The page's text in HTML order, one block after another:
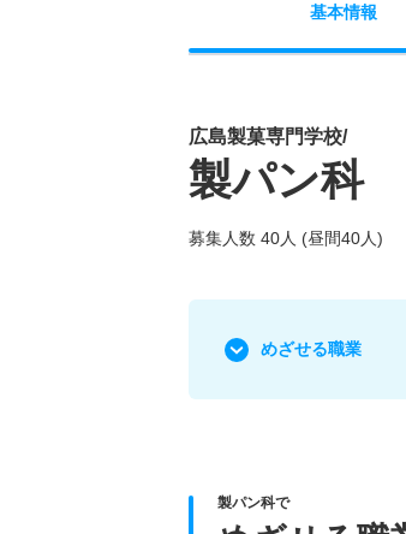
基本情報
広島製菓専門学校/
製パン科
募集人数 40人 (昼間40人)
めざせる職業
製パン科で